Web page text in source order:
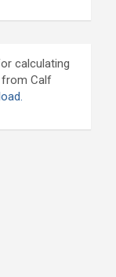
calculating
from Calf